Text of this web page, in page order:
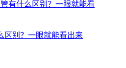
区别？一眼就能看出来